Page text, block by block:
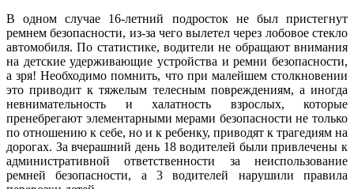
В одном случае 16-летний подросток не был пристегнут
ремнем безопасности, из-за чего вылетел через лобовое стекло
автомобиля. По статистике, водители не обращают внимания
на детские удерживающие устройства и ремни безопасности,
а зря! Необходимо помнить, что при малейшем столкновении
это приводит к тяжелым телесным повреждениям, а иногда
невнимательность и халатность взрослых, которые
пренебрегают элементарными мерами безопасности не только
по отношению к себе, но и к ребенку, приводят к трагедиям на
дорогах. За вчерашний день 18 водителей были привлечены к
административной ответственности за неиспользование
ремней безопасности, а 3 водителей нарушили правила